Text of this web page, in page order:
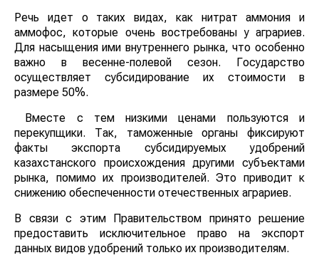
Речь идет о таких видах, как нитрат аммония и
аммофос, которые очень востребованы у аграриев.
Для насыщения ими внутреннего рынка, что особенно
важно в весенне-полевой сезон. Государство
осуществляет субсидирование их стоимости в
размере 50%.
Вместе с тем низкими ценами пользуются и
перекупщики. Так, таможенные органы фиксируют
факты экспорта субсидируемых удобрений
казахстанского происхождения другими субъектами
рынка, помимо их производителей. Это приводит к
снижению обеспеченности отечественных аграриев.
В связи с этим Правительством принято решение
предоставить исключительное право на экспорт
данных видов удобрений только их производителям.